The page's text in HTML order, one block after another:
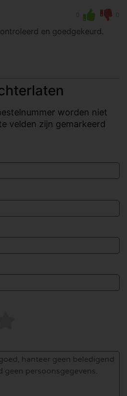
en goedgekeurd.
worden niet
velden zijn gemarkeerd